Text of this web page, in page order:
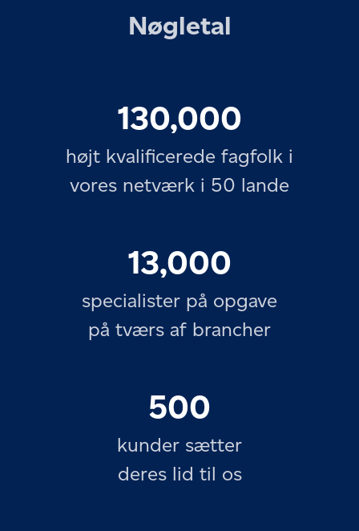
Nøgletal
130,000
højt kvalificerede fagfolk i
vores netværk i 50 lande
13,000
specialister på opgave
på tværs af brancher
500
kunder sætter
deres lid til os